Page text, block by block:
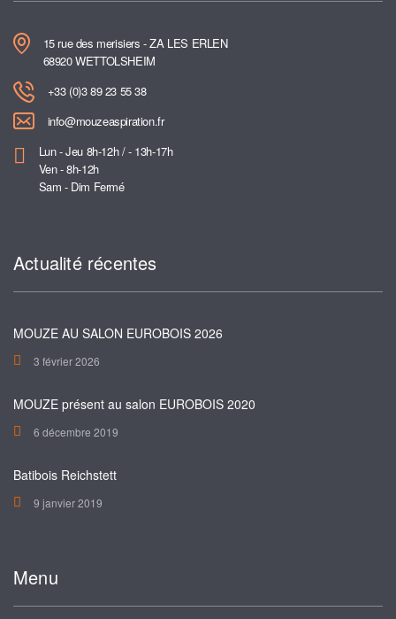
15 rue des merisiers - ZA LES ERLEN
68920 WETTOLSHEIM
+33 (0)3 89 23 55 38
info@mouzeaspiration.fr
Lun - Jeu 8h-12h / - 13h-17h
Ven - 8h-12h
Sam - Dim Fermé
Actualité récentes
MOUZE AU SALON EUROBOIS 2026
3 février 2026
MOUZE présent au salon EUROBOIS 2020
6 décembre 2019
Batibois Reichstett
9 janvier 2019
Menu